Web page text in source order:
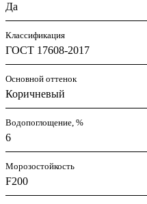
Да
Классификация
ГОСТ 17608-2017
Основной оттенок
Коричневый
Водопоглощение, %
6
Морозостойкость
F200